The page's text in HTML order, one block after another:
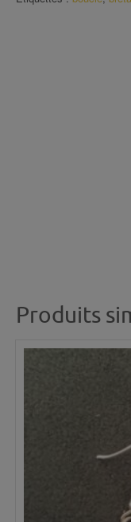
Produits